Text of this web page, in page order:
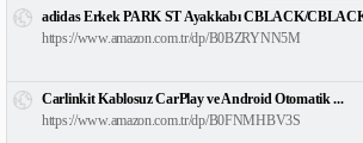
adidas Erkek PARK ST Ayakkabı CBLACK/
https://www.amazon.com.tr/dp/B0BZRYNN5M
Carlinkit Kablosuz CarPlay ve Android Otomatik ...
https://www.amazon.com.tr/dp/B0FNMHBV3S